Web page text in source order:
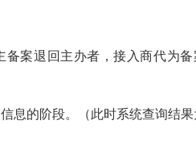
备案退回主办者，接入商代为
息的阶段。（此时系统查询结果